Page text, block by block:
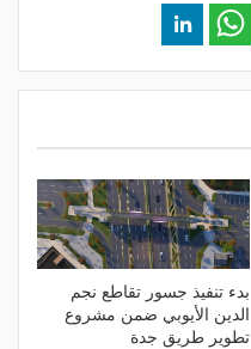
بدء تنفيذ جسور تقاطع نجم
الدين الأيوبي ضمن مشروع
تطوير طريق جدة